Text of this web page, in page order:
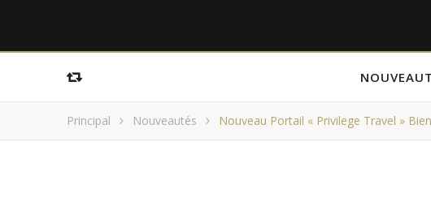
Principal Nouveautés Nouveau Portail « Privilege Travel »